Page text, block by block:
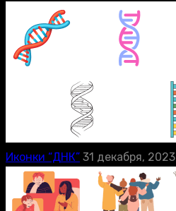
Иконки “ДНК” 31 декабря, 2023